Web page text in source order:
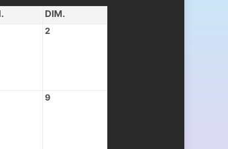
DIM.
2
9